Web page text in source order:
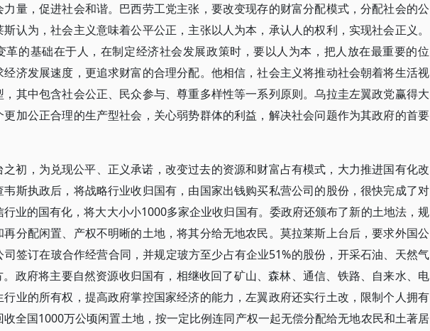
量，促进社会和谐。巴西劳工党主张，要改变现存的财富分配模式，分配社会的公
认为，社会主义意味着公平公正，主张以人为本，承认人的权利，实现社会正义。
革的基础在于人，在制定经济社会发展政策时，要以人为本，把人放在最重要的位
济发展速度，更追求财富的合理分配。他相信，社会主义将推动社会朝着将生活视
，其中包含社会公正、民众参与、尊重多样性等一系列原则。乌拉圭左翼政党赢得大
加公正合理的生产型社会，关心弱势群体的利益，解决社会问题作为其政府的首要
之初，为兑现公平、正义承诺，改变过去的资源和财富占有模式，大力推进国有化改
斯执政后，将战略行业收归国有，由国家出钱购买私营公司的股份，很快完成了对
业的国有化，将大大小小1000多家企业收归国有。委政府还颁布了新的土地法，规
再分配闲置、产权不明晰的土地，将其分给无地农民。莫拉莱斯上台后，要求外国公
签订在玻合作经营合同，并规定玻方至少占有企业51%的股份，开采石油、天然气
政府将主要自然资源收归国有，相继收回了矿山、森林、通信、铁路、自来水、电
行业的所有权，提高政府掌控国家经济的能力，左翼政府还实行土改，限制个人拥有
全国1000万公顷闲置土地，按一定比例连同产权一起无偿分配给无地农民和土著居